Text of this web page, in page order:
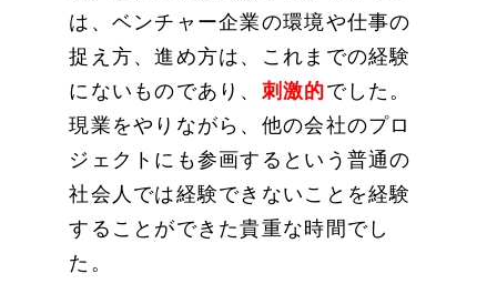
は、ベンチャー企業の環境や仕事の
捉え方、進め方は、これまでの経験
にないものであり、 刺激的でした。
現業をやりながら、他の会社のプロ
ジェクトにも参画するという普通の
社会人では経験できないことを経験
することができた貴重な時間でし
た。